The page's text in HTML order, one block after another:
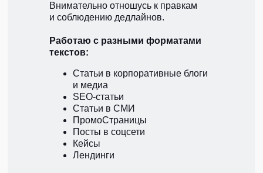
Внимательно отношусь к правкам
и соблюдению дедлайнов.
Работаю с разными форматами
текстов:
Статьи в корпоративные блоги
и медиа
SEO-статьи
Статьи в СМИ
ПромоСтраницы
Посты в соцсети
Кейсы
Лендинги